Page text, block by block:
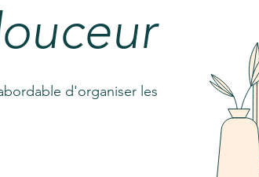
FAQ
d'organiser les